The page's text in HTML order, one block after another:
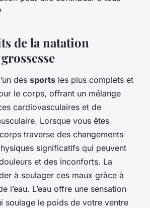
de la natation
des sports les plus complets et
le corps, offrant un mélange
cardiovasculaires et de
Lorsque vous êtes
traverse des changements
significatifs qui peuvent
et des inconforts. La
à soulager ces maux grâce à
l’eau. L’eau offre une sensation
soulage le poids de votre ventre